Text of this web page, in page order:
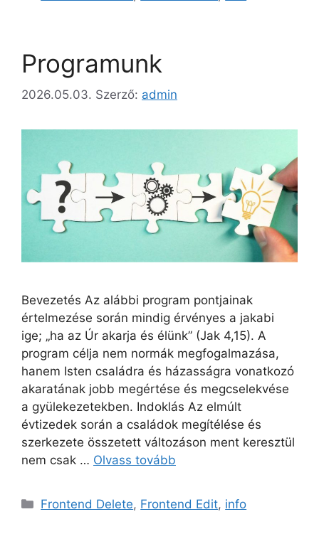
Programunk
2026.05.03. Szerző: admin
Bevezetés Az alábbi program pontjainak
értelmezése során mindig érvényes a jakabi
ige; „ha az Úr akarja és élünk” (Jak 4,15). A
program célja nem normák megfogalmazása,
hanem Isten családra és házasságra vonatkozó
akaratának jobb megértése és megcselekvése
a gyülekezetekben. Indoklás Az elmúlt
évtizedek során a családok megítélése és
szerkezete összetett változáson ment keresztül
nem csak … Olvass tovább
Kategória
Frontend Delete, Frontend Edit, info